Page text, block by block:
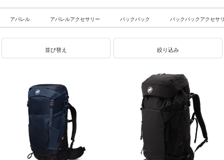
アパレル アパレルアクセサリー バックパック バックパックアクセサ
並び替え 絞り込み